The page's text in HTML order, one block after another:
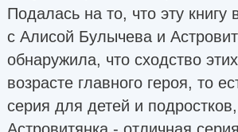
Подалась на то, что эту
с Алисой Булычева и
обнаружила, что сходство
возрасте главного героя, то
серия для детей и